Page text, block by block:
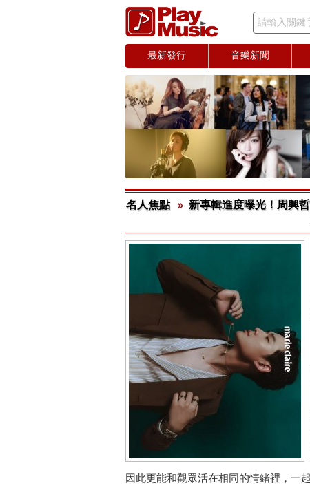
請輸入關鍵
最新發行 音樂新聞
名人焦點
新專輯進度曝光！周興
因此更能和觀眾活在相同的情緒裡，一